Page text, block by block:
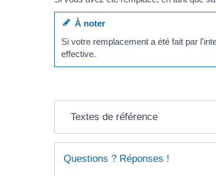
À noter
Si votre remplacement a été fait par
effective.
Textes de référence
Questions ? Réponses !